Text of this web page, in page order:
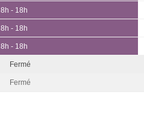
8h - 18h
8h - 18h
8h - 18h
Fermé
Fermé